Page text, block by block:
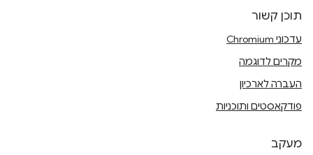
תוכן קשור
עדכוני Chromium
מקרים לדוגמה
העברה לארכיון
פודקאסטים ותוכניות
מעקב